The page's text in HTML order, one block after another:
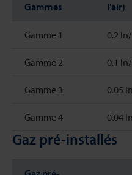
Gammes
l'air)
Gamme 1 0.2
Gamme 2 0.1
Gamme 3 0.05
Gamme 4 0.04
Gaz pré-installés